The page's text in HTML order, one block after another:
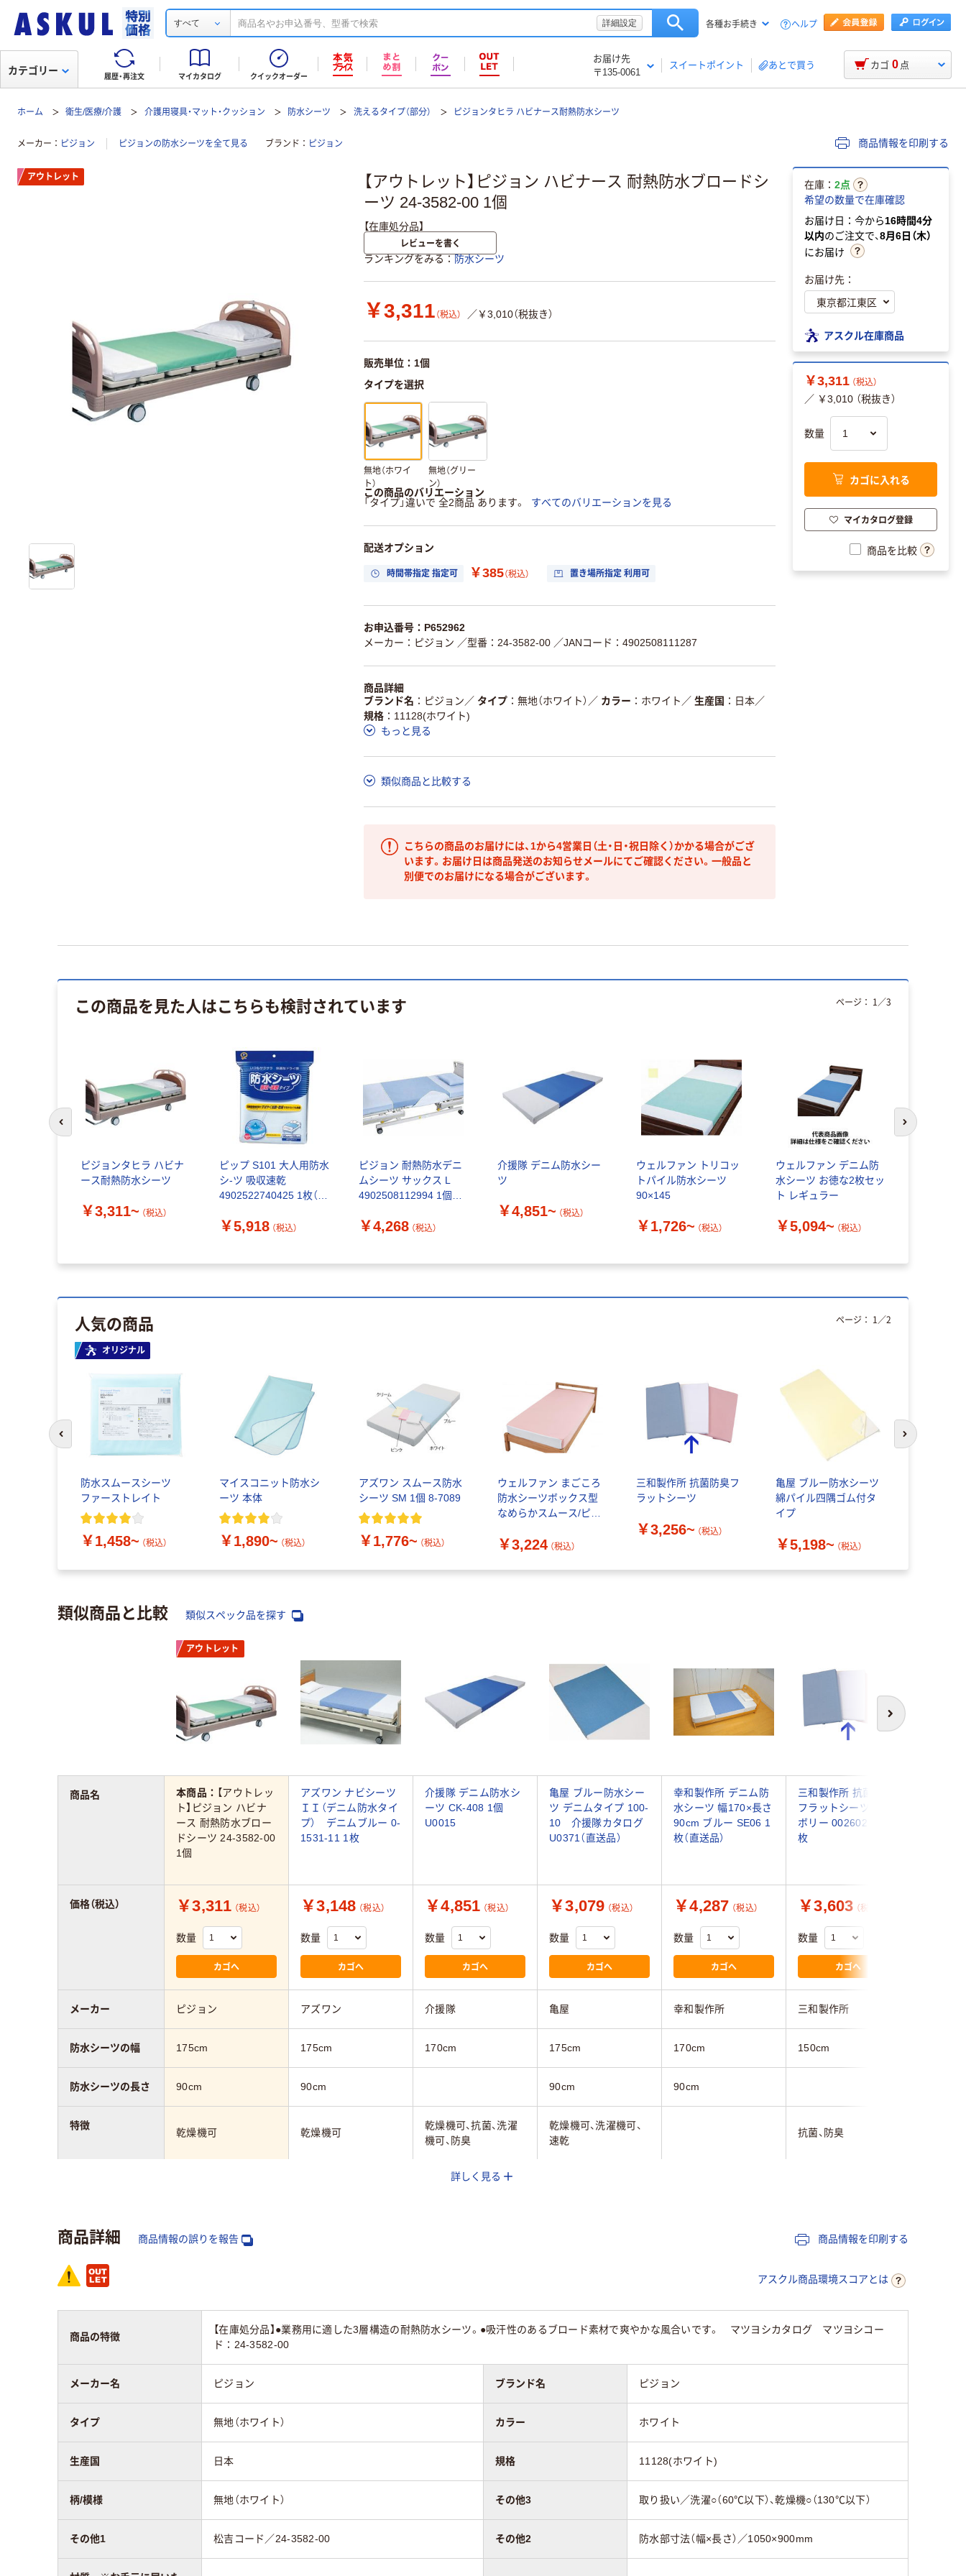
すべて 詳細設定 各種お手続き ヘルプ
履歴・再注文 マイカタログ クイックオーダー
お届け先
〒135-0061
スイートポイント あとで買う
カテゴリー カゴ 0 点
ホーム 衛生/医療/介護 介護用寝具・マット・クッション 防水シーツ 洗えるタイプ（部分） ピジョンタヒラ ハビナース耐熱防水シーツ
メーカー ピジョン ピジョンの防水シーツを全て見る ブランド ピジョン 商品情報を印刷する
【アウトレット】ピジョン ハビナース 耐熱防水ブロードシ
ーツ 24-3582-00 1個
【在庫処分品】
レビューを書く
ランキングをみる 防水シーツ
￥3,311 （税込） ／￥3,010（税抜き）
販売単位：1個
タイプを選択
無地（ホワイ
ト）
無地（グリー
ン）
この商品のバリエーション
「タイプ」違いで 全2商品 あります。
すべてのバリエーションを見る
配送オプション
時間帯指定 指定可 ￥385（税込） 置き場所指定 利用可
お申込番号：P652962
メーカー：ピジョン ／型番：24-3582-00 ／JANコード：4902508111287
商品詳細
ブランド名
ピジョン ／ タイプ 無地（ホワイト） ／ カラー ホワイト ／ 生産国 日本／
規格
11128(ホワイト)
もっと見る
類似商品と比較する
こちらの商品のお届けには、1から4営業日（土・日・祝日除く）かかる場合がござ
います。お届け日は商品発送のお知らせメールにてご確認ください。一般品と
別便でのお届けになる場合がございます。
アウトレット
在庫： 2点
希望の数量で在庫確認
お届け日：今から16時間4分
以内のご注文で、8月6日（木）
にお届け
お届け先：
アスクル在庫商品
￥3,311 （税込）
／ ￥3,010 （税抜き）
数量
カゴに入れる
マイカタログ登録
商品を比較
この商品を見た人はこちらも検討されています
ピジョンタヒラ ハビナ
ース耐熱防水シーツ
￥3,311~ （税込）
ピップ S101 大人用防水
シ-ツ 吸収速乾
4902522740425 1枚（直
￥5,918 （税込）
ピジョン 耐熱防水デニ
ムシーツ サックス L
4902508112994 1個
￥4,268 （税込）
介援隊 デニム防水シー
ツ
￥4,851~ （税込）
ウェルファン トリコッ
トパイル防水シーツ
90×145
￥1,726~ （税込）
ウェルファン デニム防
水シーツ お徳な2枚セッ
ト レギュラー
￥5,094~ （税込）
ページ： 1 ／3
前のスライドへ 次のスライド
人気の商品
オリジナル
防水スムースシーツ
ファーストレイト
￥1,458~ （税込）
マイスコニット防水シ
ーツ 本体
￥1,890~ （税込）
アズワン スムース防水
シーツ SM 1個 8-7089
￥1,776~ （税込）
ウェルファン まごころ
防水シーツボックス型
なめらかスムース/ピン
￥3,224 （税込）
三和製作所 抗菌防臭フ
ラットシーツ
￥3,256~ （税込）
亀屋 ブルー防水シーツ
綿パイル四隅ゴム付タ
イプ
￥5,198~ （税込）
ページ： 1 ／2
前のスライドへ 次のスライド
類似商品と比較 類似スペック品を探す
次へ
アウトレット
本商品： 【アウトレッ
ト】ピジョン ハビナ
ース 耐熱防水ブロー
ドシーツ 24-3582-00
1個
アズワン ナビシーツ
ＩＩ（デニム防水タイ
プ） デニムブルー 0-
1531-11 1枚
介援隊 デニム防水シ
ーツ CK-408 1個
U0015
亀屋 ブルー防水シー
ツ デニムタイプ 100-
10 介援隊カタログ
U0371（直送品）
幸和製作所 デニム防
水シーツ 幅170×長さ
90cm ブルー SE06 1
枚（直送品）
三和製作所 抗菌防臭
フラットシーツ アイ
ボリー 00260291 1
枚
￥3,311 （税込）
数量
カゴへ
￥3,148 （税込）
数量
カゴへ
￥4,851 （税込）
数量
カゴへ
￥3,079 （税込）
数量
カゴへ
￥4,287 （税込）
数量
カゴへ
￥3,603 （税込）
数量
カゴへ
ピジョン アズワン 介援隊 亀屋 幸和製作所 三和製作所
175cm 175cm 170cm 175cm 170cm 150cm
90cm 90cm 90cm 90cm
乾燥機可 乾燥機可
乾燥機可、抗菌、洗濯
機可、防臭
乾燥機可、洗濯機可、
速乾
抗菌、防臭
商品名
価格（税込）
メーカー
防水シーツの幅
防水シーツの長さ
特徴
詳しく見る
商品詳細 商品情報の誤りを報告 商品情報を印刷する
アスクル商品環境スコアとは
商品の特徴
【在庫処分品】●業務用に適した3層構造の耐熱防水シーツ。●吸汗性のあるブロード素材で爽やかな風合いです。 マツヨシカタログ マツヨシコー
ド：24-3582-00
メーカー名 ピジョン ブランド名 ピジョン
タイプ 無地（ホワイト） カラー ホワイト
生産国 日本 規格 11128(ホワイト)
柄/模様 無地（ホワイト） その他3 取り扱い／洗濯○（60℃以下）、乾燥機○（130℃以下）
その他1 松吉コード／24-3582-00 その他2 防水部寸法（幅×長さ）／1050×900mm